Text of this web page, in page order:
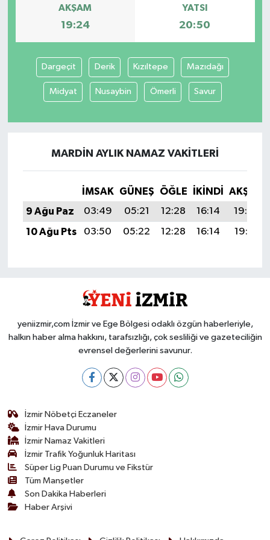
AKŞAM
19:24
YATSI
20:50
Dargeçit Derik Kızıltepe Mazıdağı
Midyat Nusaybin Ömerli Savur
MARDIN AYLIK NAMAZ VAKITLERI
İMSAK GÜNEŞ ÖĞLE İKINDI
AKŞAM
9 Ağu Paz
03:49 05:21 12:28 16:14
19:24
10 Ağu Pts
03:50 05:22 12:28 16:14 19:23
yeniizmir,com İzmir ve Ege Bölgesi odaklı özgün haberleriyle,
halkın haber alma hakkını, tarafsızlığı, çok sesliliği ve gazeteciliğin
evrensel değerlerini savunur.
İzmir Nöbetçi Eczaneler
İzmir Hava Durumu
İzmir Namaz Vakitleri
İzmir Trafik Yoğunluk Haritası
Süper Lig Puan Durumu ve Fikstür
Tüm Manşetler
Son Dakika Haberleri
Haber Arşivi